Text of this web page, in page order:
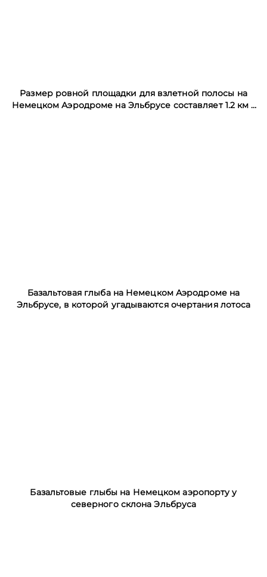
Размер ровной площадки для взлетной полосы на
Немецком Аэродроме на Эльбрусе составляет 1.2 км х
Базальтовая глыба на Немецком Аэродроме на
Эльбрусе, в которой угадываются очертания лотоса
Базальтовые глыбы на Немецком аэропорту у
северного склона Эльбруса